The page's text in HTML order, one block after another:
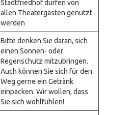
Stadtfriedhof dürfen von
allen Theatergästen genutzt
werden
Bitte denken Sie daran, sich
einen Sonnen- oder
Regenschutz mitzubringen.
Auch können Sie sich für den
Weg gerne ein Getränk
einpacken. Wir wollen, dass
Sie sich wohlfühlen!